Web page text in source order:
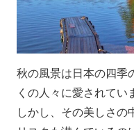
秋の風景は日本の四季
くの人々に愛されてい
しかし、その美しさの